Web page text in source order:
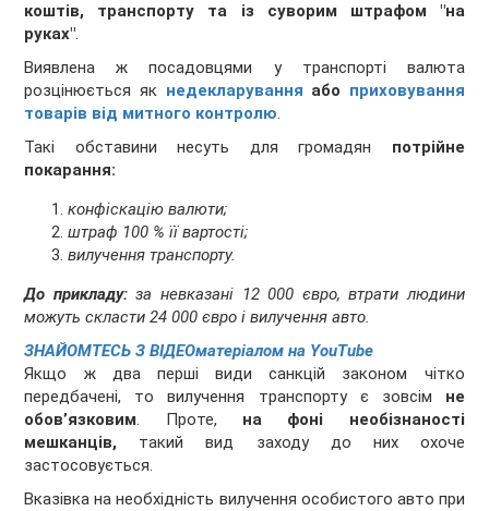
коштів, транспорту та із суворим штрафом "на
руках".
Виявлена ж посадовцями у транспорті валюта
розцінюється як недекларування або приховування
товарів від митного контролю.
Такі обставини несуть для громадян потрійне
покарання:
конфіскацію валюти;
штраф 100 % її вартості;
вилучення транспорту.
До прикладу:за невказані 12 000 євро, втрати людини
можуть скласти 24 000 євро і вилучення авто.
ЗНАЙОМТЕСЬ З ВІДЕОматеріалом на YouTube
Якщо ж два перші види санкцій законом чітко
передбачені, то вилучення транспорту є зовсім не
обов’язковим. Проте, на фоні необізнаності
мешканців, такий вид заходу до них охоче
застосовується.
Вказівка на необхідність вилучення особистого авто при